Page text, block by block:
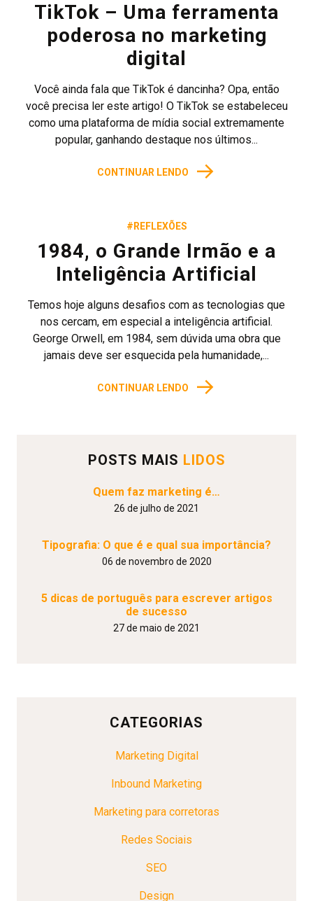
TikTok – Uma ferramenta
poderosa no marketing
digital
Você ainda fala que TikTok é dancinha? Opa, então
você precisa ler este artigo! O TikTok se estabeleceu
como uma plataforma de mídia social extremamente
popular, ganhando destaque nos últimos...
CONTINUAR LENDO →
#REFLEXÕES
1984, o Grande Irmão e a
Inteligência Artificial
Temos hoje alguns desafios com as tecnologias que
nos cercam, em especial a inteligência artificial.
George Orwell, em 1984, sem dúvida uma obra que
jamais deve ser esquecida pela humanidade,...
CONTINUAR LENDO →
POSTS MAIS LIDOS
Quem faz marketing é…
26 de julho de 2021
Tipografia: O que é e qual sua importância?
06 de novembro de 2020
5 dicas de português para escrever artigos
de sucesso
27 de maio de 2021
CATEGORIAS
Marketing Digital
Inbound Marketing
Marketing para corretoras
Redes Sociais
SEO
Design